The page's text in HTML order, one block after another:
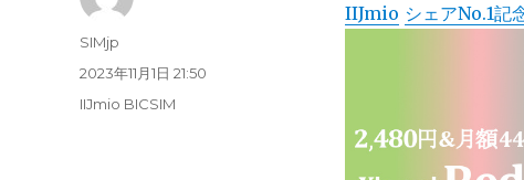
IIJmio シェアNo.1記
投
稿
SIMjp
投
稿
2023年11月1日 21:50
カ
IIJmio BICSIM